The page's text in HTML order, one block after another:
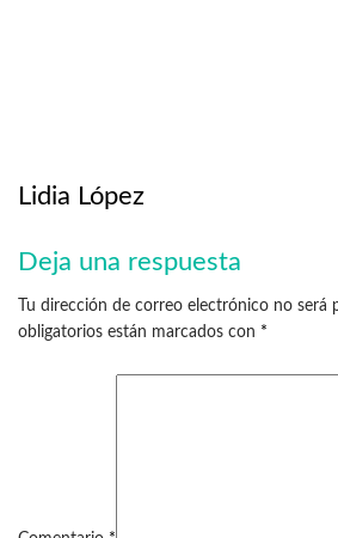
Lidia López
Deja una respuesta
Tu dirección de correo electrónico no será
obligatorios están marcados con *